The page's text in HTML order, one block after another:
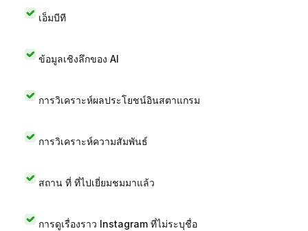
เอ็มบีที
ข้อมูลเชิงลึกของ AI
การวิเคราะห์ผลประโยชน์อินสตาแกรม
การวิเคราะห์ความสัมพันธ์
สถาน ที่ ที่ไปเยี่ยมชมมาแล้ว
การดูเรื่องราว Instagram ที่ไม่ระบุชื่อ